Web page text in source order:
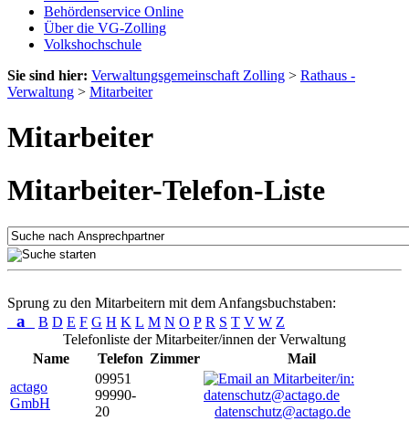
Behördenservice Online
Über die VG-Zolling
Volkshochschule
Sie sind hier: Verwaltungsgemeinschaft Zolling > Rathaus -
Verwaltung > Mitarbeiter
Mitarbeiter
Mitarbeiter-Telefon-Liste
Sprung zu den Mitarbeitern mit dem Anfangsbuchstaben:
a B D E F G H K L M N O P R S T V W Z
Telefonliste der Mitarbeiter/innen der Verwaltung
Name
Telefon Zimmer
Mail
actago
GmbH
09951
99990-
20
datenschutz@actago.de